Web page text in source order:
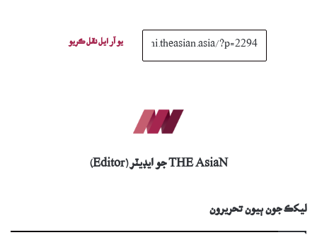
يو آر ايل نقل ڪريو
THE AsiaN جو ايڊيٽر (Editor)
ليکڪ جون ٻيون تحريرون